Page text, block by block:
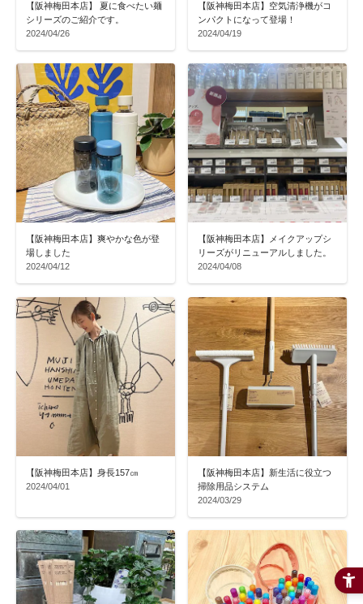
【阪神梅田本店】 夏に食べたい麺
シリーズのご紹介です。
2024/04/26
【阪神梅田本店】空気清浄機がコ
ンパクトになって登場！
2024/04/19
【阪神梅田本店】爽やかな色が登
場しました
2024/04/12
【阪神梅田本店】メイクアップシ
リーズがリニューアルしました。
2024/04/08
【阪神梅田本店】身長157㎝
2024/04/01
【阪神梅田本店】新生活に役立つ
掃除用品システム
2024/03/29